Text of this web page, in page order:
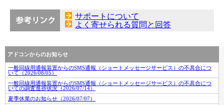
サポートについて
よく寄せられる質問と回答
アドコンからのお知らせ
一般回線用通報装置からのSMS通報（ショートメッセージサービス）の不具合につ
いて（2026/08/05）
一般回線用通報装置からのSMS通報（ショートメッセージサービス）の不具合につ
いての調査進捗状況（2026/07/14）
夏季休業のお知らせ（2026/07/07）